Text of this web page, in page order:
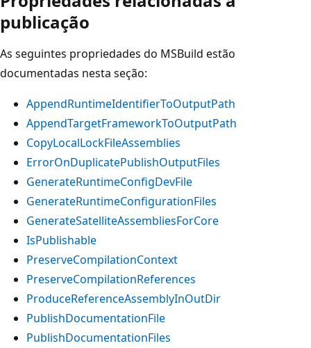
publicação
As seguintes propriedades do MSBuild estão
documentadas nesta seção:
AppendRuntimeIdentifierToOutputPath
AppendTargetFrameworkToOutputPath
CopyLocalLockFileAssemblies
ErrorOnDuplicatePublishOutputFiles
GenerateRuntimeConfigDevFile
GenerateRuntimeConfigurationFiles
GenerateSatelliteAssembliesForCore
IsPublishable
PreserveCompilationContext
PreserveCompilationReferences
ProduceReferenceAssemblyInOutDir
PublishDocumentationFile
PublishDocumentationFiles